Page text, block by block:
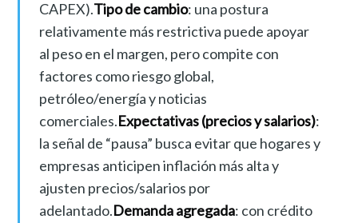
CAPEX).Tipo de cambio: una postura
relativamente más restrictiva puede apoyar
al peso en el margen, pero compite con
factores como riesgo global,
petróleo/energía y noticias
comerciales.Expectativas (precios y salarios):
la señal de “pausa” busca evitar que hogares y
empresas anticipen inflación más alta y
ajusten precios/salarios por
adelantado.Demanda agregada: con crédito